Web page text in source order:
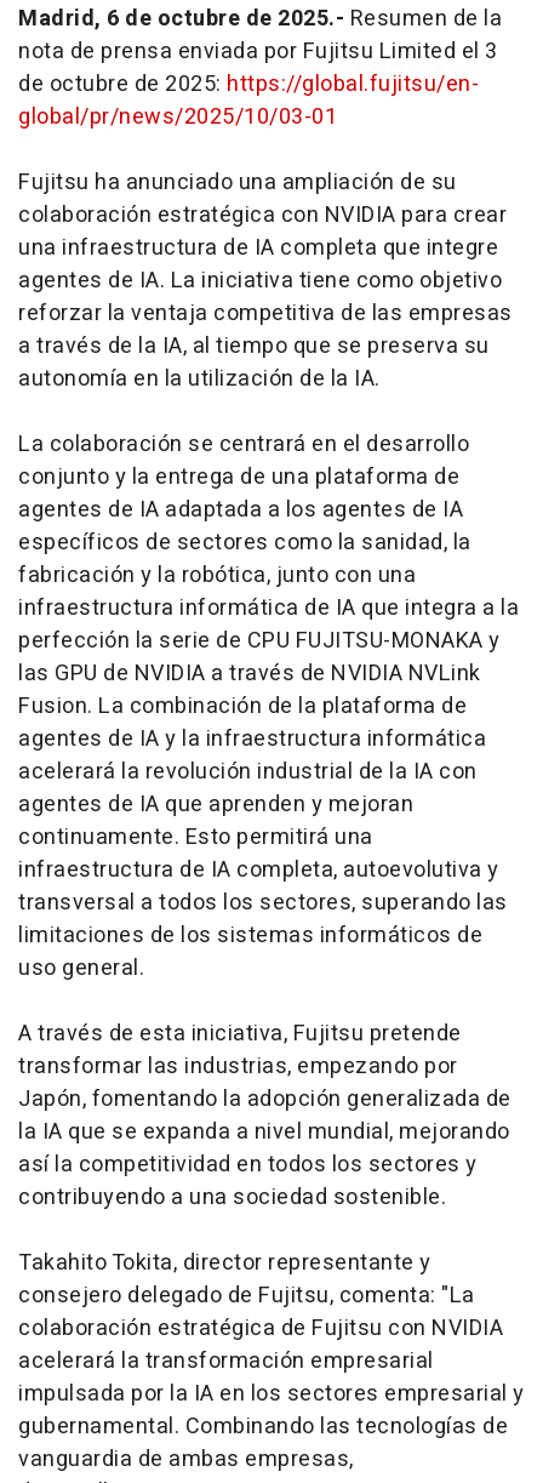
Madrid, 6 de octubre de 2025.- Resumen de la
nota de prensa enviada por Fujitsu Limited el 3
de octubre de 2025: https://global.fujitsu/en-
global/pr/news/2025/10/03-01
Fujitsu ha anunciado una ampliación de su
colaboración estratégica con NVIDIA para crear
una infraestructura de IA completa que integre
agentes de IA. La iniciativa tiene como objetivo
reforzar la ventaja competitiva de las empresas
a través de la IA, al tiempo que se preserva su
autonomía en la utilización de la IA.
La colaboración se centrará en el desarrollo
conjunto y la entrega de una plataforma de
agentes de IA adaptada a los agentes de IA
específicos de sectores como la sanidad, la
fabricación y la robótica, junto con una
infraestructura informática de IA que integra a la
perfección la serie de CPU FUJITSU-MONAKA y
las GPU de NVIDIA a través de NVIDIA NVLink
Fusion. La combinación de la plataforma de
agentes de IA y la infraestructura informática
acelerará la revolución industrial de la IA con
agentes de IA que aprenden y mejoran
continuamente. Esto permitirá una
infraestructura de IA completa, autoevolutiva y
transversal a todos los sectores, superando las
limitaciones de los sistemas informáticos de
uso general.
A través de esta iniciativa, Fujitsu pretende
transformar las industrias, empezando por
Japón, fomentando la adopción generalizada de
la IA que se expanda a nivel mundial, mejorando
así la competitividad en todos los sectores y
contribuyendo a una sociedad sostenible.
Takahito Tokita, director representante y
consejero delegado de Fujitsu, comenta: "La
colaboración estratégica de Fujitsu con NVIDIA
acelerará la transformación empresarial
impulsada por la IA en los sectores empresarial y
gubernamental. Combinando las tecnologías de
vanguardia de ambas empresas,